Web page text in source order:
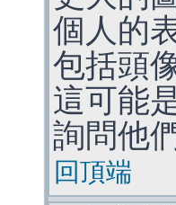
個人的
包括頭
這可能
詢問他
回頂端